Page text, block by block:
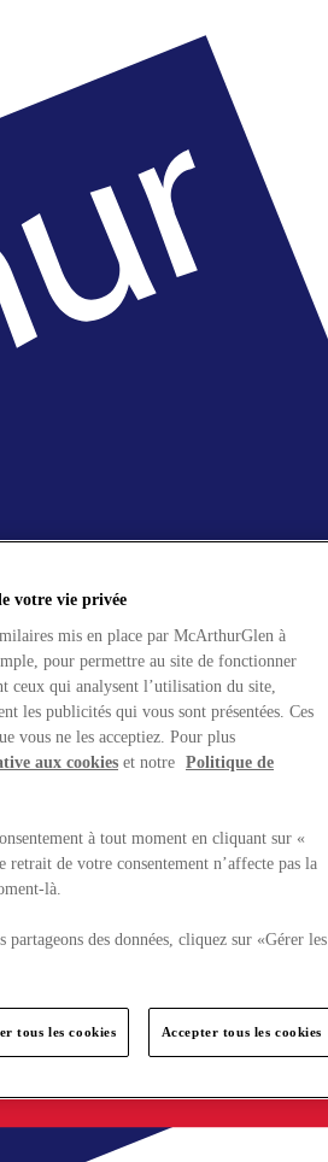
votre vie privée
mis en place par McArthurGlen à
pour permettre au site de fonctionner
ceux qui analysent l’utilisation du site,
les publicités qui vous sont présentées. Ces
vous ne les acceptiez. Pour plus
aux cookies et notre Politique de
à tout moment en cliquant sur «
retrait de votre consentement n’affecte pas la
là.
des données, cliquez sur «Gérer les
tous les cookies Accepter tous les cookies